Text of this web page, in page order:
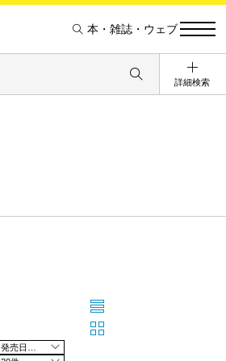
本・雑誌・ウェブ
詳細検索